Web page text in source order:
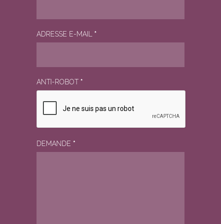
ADRESSE E-MAIL *
ANTI-ROBOT *
DEMANDE *